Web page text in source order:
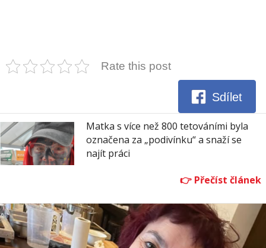
Rate this post
Sdílet
Matka s více než 800 tetováními byla
označena za „podivínku“ a snaží se
najít práci